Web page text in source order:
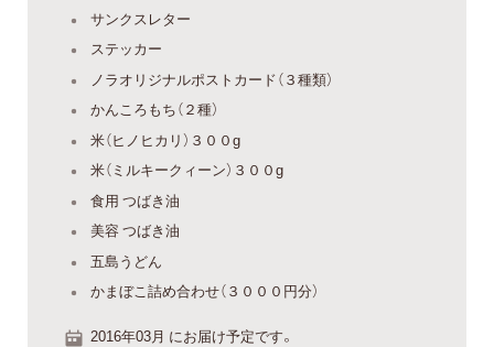
サンクスレター
ステッカー
ノラオリジナルポストカード（３種類）
かんころもち（２種）
米（ヒノヒカリ）３００g
米（ミルキークィーン）３００g
食用 つばき油
美容 つばき油
五島うどん
かまぼこ詰め合わせ（３０００円分）
2016年03月 にお届け予定です。